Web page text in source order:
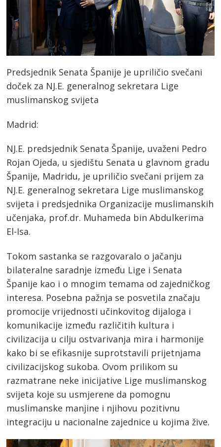
Predsjednik Senata Španije je upriličio svečani
doček za NJ.E. generalnog sekretara Lige
muslimanskog svijeta
Madrid:
NJ.E. predsjednik Senata Španije, uvaženi Pedro
Rojan Ojeda, u sjedištu Senata u glavnom gradu
Španije, Madridu, je upriličio svečani prijem za
NJ.E. generalnog sekretara Lige muslimanskog
svijeta i predsjednika Organizacije muslimanskih
učenjaka, prof.dr. Muhameda bin Abdulkerima
El-Isa.
Tokom sastanka se razgovaralo o jačanju
bilateralne saradnje između Lige i Senata
Španije kao i o mnogim temama od zajedničkog
interesa. Posebna pažnja se posvetila značaju
promocije vrijednosti učinkovitog dijaloga i
komunikacije između različitih kultura i
civilizacija u cilju ostvarivanja mira i harmonije
kako bi se efikasnije suprotstavili prijetnjama
civilizacijskog sukoba. Ovom prilikom su
razmatrane neke inicijative Lige muslimanskog
svijeta koje su usmjerene da pomognu
muslimanske manjine i njihovu pozitivnu
integraciju u nacionalne zajednice u kojima žive.